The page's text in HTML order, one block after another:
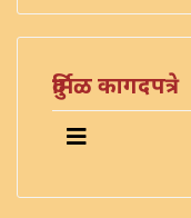
दुर्मिळ कागदपत्रे